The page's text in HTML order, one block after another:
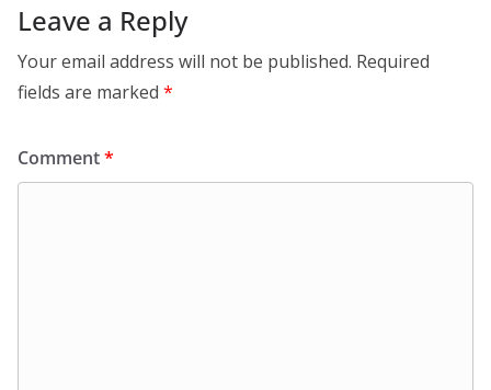
Leave a Reply
Your email address will not be published. Required
fields are marked *
Comment*